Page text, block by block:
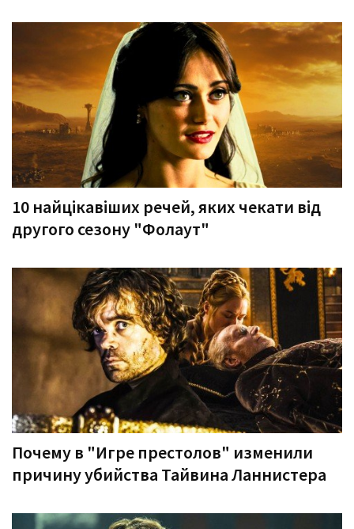
10 найцікавіших речей, яких чекати від
другого сезону "Фолаут"
Почему в "Игре престолов" изменили
причину убийства Тайвина Ланнистера